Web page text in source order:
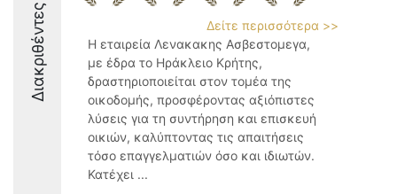
Διακριθέντες
Δείτε περισσότερα >>
Η εταιρεία Λενακακης Ασβεστομεγα,
με έδρα το Ηράκλειο Κρήτης,
δραστηριοποιείται στον τομέα της
οικοδομής, προσφέροντας αξιόπιστες
λύσεις για τη συντήρηση και επισκευή
οικιών, καλύπτοντας τις απαιτήσεις
τόσο επαγγελματιών όσο και ιδιωτών.
Κατέχει ...